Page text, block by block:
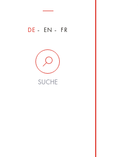
DE EN FR
SUCHE